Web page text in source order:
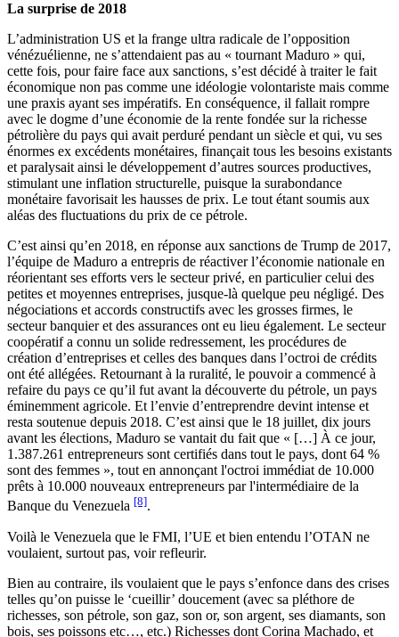
La surprise de 2018
L’administration US et la frange ultra radicale de l’opposition
vénézuélienne, ne s’attendaient pas au « tournant Maduro » qui,
cette fois, pour faire face aux sanctions, s’est décidé à traiter le fait
économique non pas comme une idéologie volontariste mais comme
une praxis ayant ses impératifs. En conséquence, il fallait rompre
avec le dogme d’une économie de la rente fondée sur la richesse
pétrolière du pays qui avait perduré pendant un siècle et qui, vu ses
énormes ex excédents monétaires, finançait tous les besoins existants
et paralysait ainsi le développement d’autres sources productives,
stimulant une inflation structurelle, puisque la surabondance
monétaire favorisait les hausses de prix. Le tout étant soumis aux
aléas des fluctuations du prix de ce pétrole.
C’est ainsi qu’en 2018, en réponse aux sanctions de Trump de 2017,
l’équipe de Maduro a entrepris de réactiver l’économie nationale en
réorientant ses efforts vers le secteur privé, en particulier celui des
petites et moyennes entreprises, jusque-là quelque peu négligé. Des
négociations et accords constructifs avec les grosses firmes, le
secteur banquier et des assurances ont eu lieu également. Le secteur
coopératif a connu un solide redressement, les procédures de
création d’entreprises et celles des banques dans l’octroi de crédits
ont été allégées. Retournant à la ruralité, le pouvoir a commencé à
refaire du pays ce qu’il fut avant la découverte du pétrole, un pays
éminemment agricole. Et l’envie d’entreprendre devint intense et
resta soutenue depuis 2018. C’est ainsi que le 18 juillet, dix jours
avant les élections, Maduro se vantait du fait que « […] À ce jour,
1.387.261 entrepreneurs sont certifiés dans tout le pays, dont 64 %
sont des femmes », tout en annonçant l'octroi immédiat de 10.000
prêts à 10.000 nouveaux entrepreneurs par l'intermédiaire de la
Banque du Venezuela [8].
Voilà le Venezuela que le FMI, l’UE et bien entendu l’OTAN ne
voulaient, surtout pas, voir refleurir.
Bien au contraire, ils voulaient que le pays s’enfonce dans des crises
telles qu’on puisse le ‘cueillir’ doucement (avec sa pléthore de
richesses, son pétrole, son gaz, son or, son argent, ses diamants, son
bois, ses poissons etc…, etc.) Richesses dont Corina Machado, et